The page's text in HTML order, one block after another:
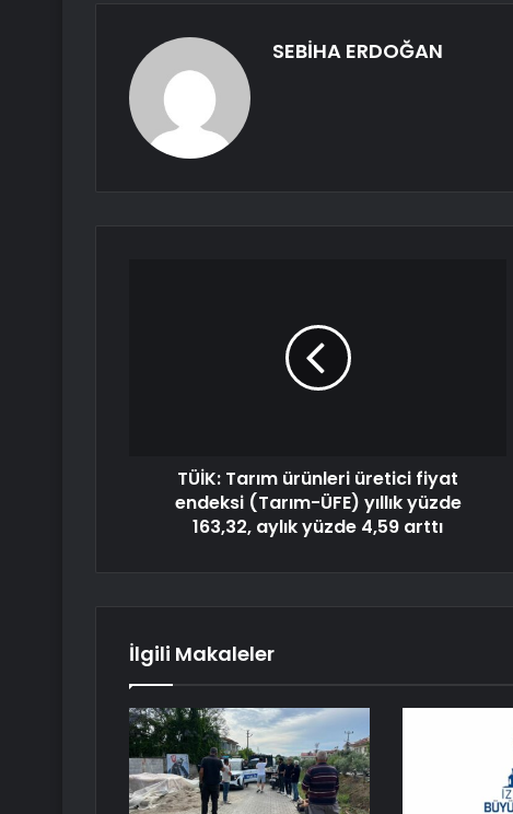
SEBİHA ERDOĞAN
TÜİK: Tarım ürünleri üretici fiyat
endeksi (Tarım-ÜFE) yıllık yüzde
163,32, aylık yüzde 4,59 arttı
İlgili Makaleler